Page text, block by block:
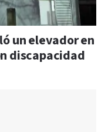
un elevador en
discapacidad